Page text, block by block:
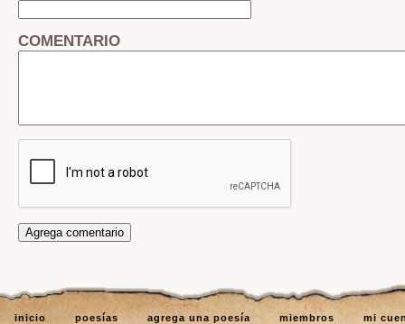
COMENTARIO
inicio poesías agrega una poesía miembros mi